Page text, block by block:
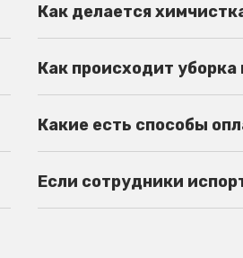
Как делается
Как происходит
Какие есть способы
Если сотрудники